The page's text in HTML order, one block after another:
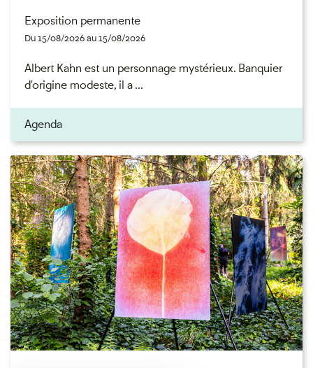
Exposition permanente
Du 15/08/2026 au 15/08/2026
Albert Kahn est un personnage mystérieux. Banquier
d'origine modeste, il a ...
Agenda